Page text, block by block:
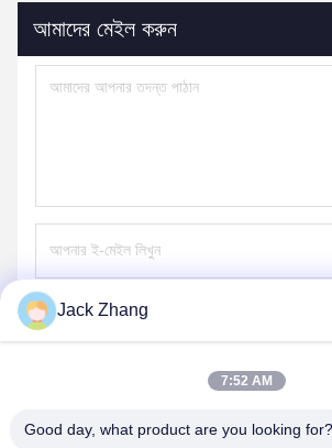
আমাদের মেইল ​​করুন
Jack Zhang
7:52 AM
Good day, what product are you looking for?